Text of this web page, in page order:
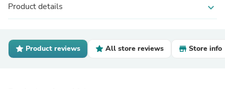
Product details expand_more
Product reviews All store reviews Store info